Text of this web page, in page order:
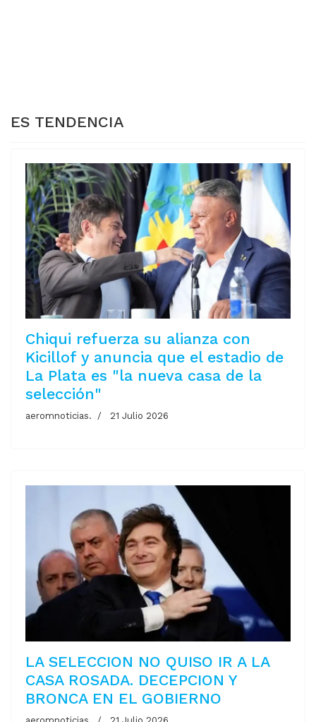
ES TENDENCIA
Chiqui refuerza su alianza con
Kicillof y anuncia que el estadio de
La Plata es "la nueva casa de la
selección"
aeromnoticias. 21 Julio 2026
LA SELECCION NO QUISO IR A LA
CASA ROSADA. DECEPCION Y
BRONCA EN EL GOBIERNO